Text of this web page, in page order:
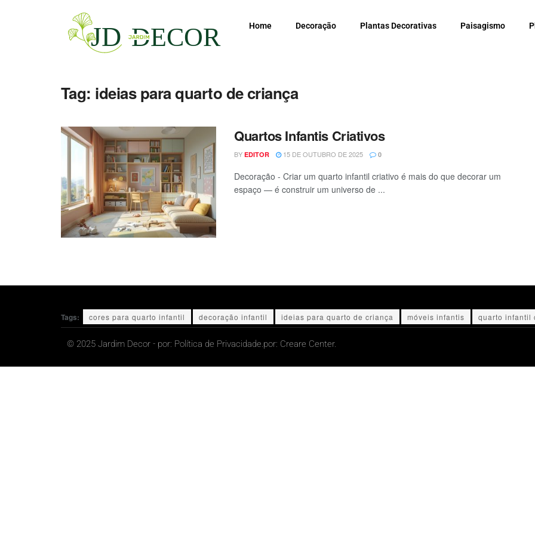
Home Decoração Plantas Decorativas Paisagismo
Tag: ideias para quarto de criança
Quartos Infantis Criativos
BY EDITOR 15 DE OUTUBRO DE 2025 0
Decoração - Criar um quarto infantil criativo é mais do que decorar um
espaço — é construir um universo de ...
Tags: cores para quarto infantil decoração infantil ideias para quarto de criança móveis infantis quarto infantil
© 2025 Jardim Decor - por: Política de Privacidade.por: Creare Center.